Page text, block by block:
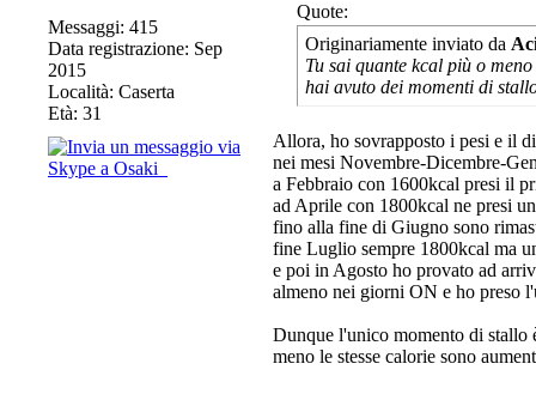
Messaggi: 415
Data registrazione: Sep
2015
Località: Caserta
Età: 31
Quote:
Originariamente inviato da
Tu sai quante kcal più o
hai avuto dei momenti di
Allora, ho sovrapposto i pesi e il
nei mesi Novembre-Dicembre-
a Febbraio con 1600kcal presi il
ad Aprile con 1800kcal ne presi
fino alla fine di Giugno sono
fine Luglio sempre 1800kcal ma
e poi in Agosto ho provato ad
almeno nei giorni ON e ho preso
Dunque l'unico momento di stallo
meno le stesse calorie sono